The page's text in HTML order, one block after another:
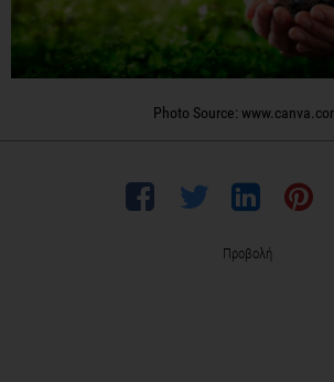
Photo Source: www.canva.com
Προβολή